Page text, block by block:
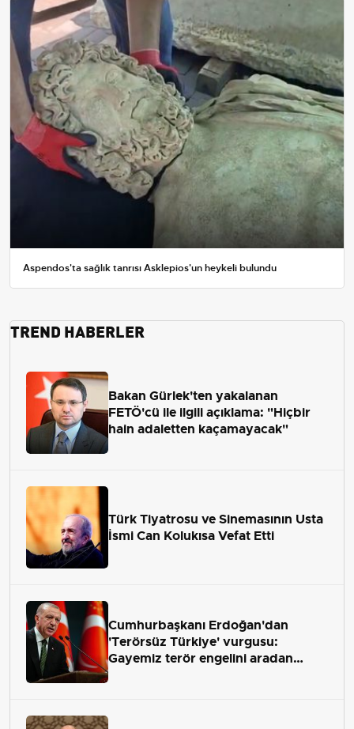
Aspendos'ta sağlık tanrısı Asklepios'un heykeli bulundu
TREND HABERLER
Bakan Gürlek'ten yakalanan
FETÖ'cü ile ilgili açıklama: "Hiçbir
hain adaletten kaçamayacak"
Türk Tiyatrosu ve Sinemasının Usta
İsmi Can Kolukısa Vefat Etti
Cumhurbaşkanı Erdoğan'dan
'Terörsüz Türkiye' vurgusu:
Gayemiz terör engelini aradan